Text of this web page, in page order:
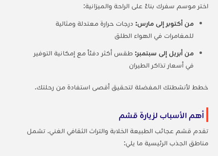
اختر موسم سفرك بناءً على الراحة والميزانية:
من أكتوبر إلى مارس:درجات حرارة معتدلة ومثالية
للمغامرات في الهواء الطلق
من أبريل إلى سبتمبر:طقس أكثر دفئاً مع إمكانية التوفير
في أسعار تذاكر الطيران
خطط لأنشطتك المفضلة لتحقيق أقصى استفادة من رحلتك.
أهم الأسباب لزيارة قشم
تقدم قشم عجائب الطبيعة الخلابة والتراث الثقافي الغني. تشمل
مناطق الجذب الرئيسية ما يلي: